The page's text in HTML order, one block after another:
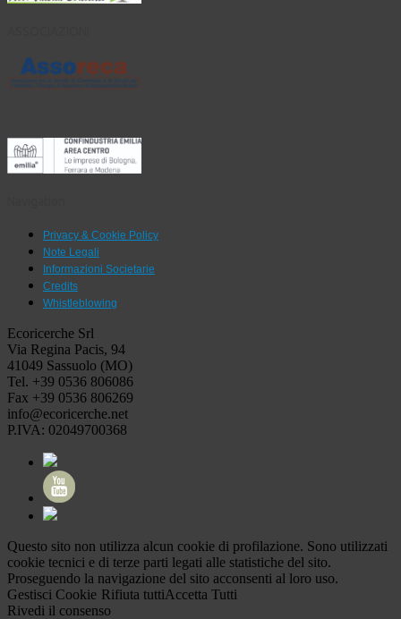
Privacy & Cookie Policy
Note Legali
Informazioni Societarie
Credits
Whistleblowing
Ecoricerche Srl
Via Regina Pacis, 94
41049 Sassuolo (MO)
Tel. +39 0536 806086
Fax +39 0536 806269
info@ecoricerche.net
P.IVA: 02049700368
Questo sito non utilizza alcun cookie di profilazione. Sono utilizzati
cookie tecnici e di terze parti legati alle statistiche del sito.
Proseguendo la navigazione del sito acconsenti al loro uso.
Gestisci Cookie Rifiuta tuttiAccetta Tutti
Rivedi il consenso